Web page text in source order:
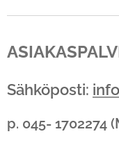
Sähköposti:
p. 045- 1702274